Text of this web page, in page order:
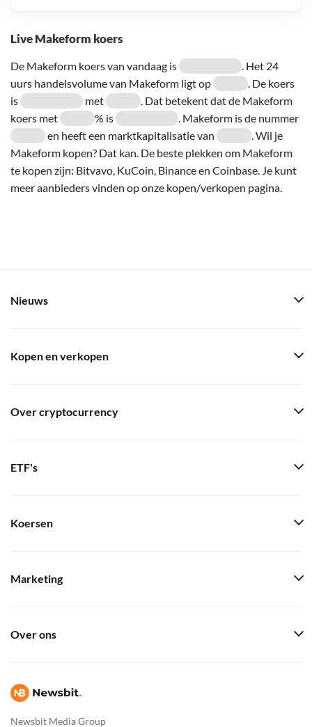
Live Makeform koers
De Makeform koers van vandaag is
. Het 24
uurs handelsvolume van Makeform ligt op
. De koers
is
met
. Dat betekent dat de Makeform
koers met
% is
. Makeform is de nummer
en heeft een marktkapitalisatie van
. Wil je
Makeform kopen? Dat kan. De beste plekken om Makeform
te kopen zijn: Bitvavo, KuCoin, Binance en Coinbase. Je kunt
meer aanbieders vinden op onze kopen/verkopen pagina.
Newsbit Media Group
Nieuws
Kopen en verkopen
Over cryptocurrency
ETF's
Koersen
Marketing
Over ons